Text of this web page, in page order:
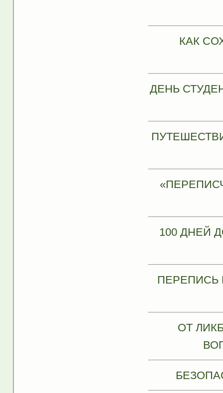
КАК
ДЕНЬ
100 ДНЕЙ
ПЕРЕПИСЬ
ОТ